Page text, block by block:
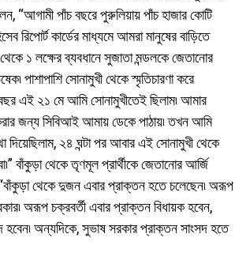
“আগামী পাঁচ বছরে পুরুলিয়ায় পাঁচ হাজার কোটি
রিপোর্ট কার্ডের মাধ্যমে আমরা মানুষের বাড়িতে
থেকে ১ লক্ষের ব্যবধানে সুজাতা মন্ডলকে জেতানোর
পাশাপাশি সোনামুখী থেকে স্মৃতিচারণা করে
এই ২১ মে আমি সোনামুখীতেই ছিলাম৷ আমার
জন্য সিবিআই আমায় ডেকে পাঠায়৷ তখন আমি
দিয়েছিলাম, ২৪ ঘন্টা পর আবার এই সোনামুখী থেকে
বাঁকুড়া থেকে তৃণমূল প্রার্থীকে জেতানোর আর্জি
থেকে দুজন এবার প্রাক্তন হতে চলেছেন৷ অরূপ
অরূপ চক্রবর্তী এবার প্রাক্তন বিধায়ক হবেন,
হবেন৷ অন্যদিকে, সুভাষ সরকার প্রাক্তন সাংসদ হতে